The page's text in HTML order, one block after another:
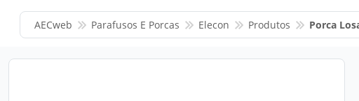
AECweb Parafusos E Porcas Elecon Produtos Porca